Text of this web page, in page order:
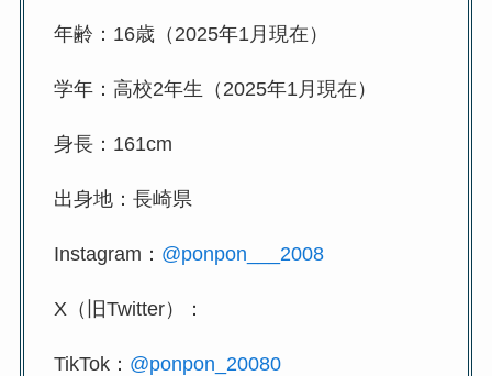
年齢：16歳（2025年1月現在）
学年：高校2年生（2025年1月現在）
身長：161cm
出身地：長崎県
Instagram： @ponpon___2008
X（旧Twitter）：
TikTok： @ponpon_20080